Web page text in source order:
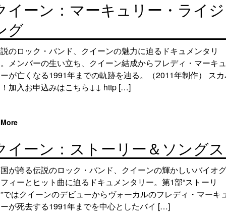
イーン：マーキュリー・ライジ
グ
のロック・バンド、クイーンの魅力に迫るドキュメンタリ
メンバーの生い立ち、クイーン結成からフレディ・マーキュ
が亡くなる1991年までの軌跡を辿る。（2011年制作） ス
加入お申込みはこちら↓↓ http […]
More
イーン：ストーリー＆ソングス
が誇る伝説のロック・バンド、クイーンの輝かしいバイオグ
ィーとヒット曲に迫るドキュメンタリー。第1部“ストーリ
ではクイーンのデビューからヴォーカルのフレディ・マーキ
が死去する1991年までを中心としたバイ […]